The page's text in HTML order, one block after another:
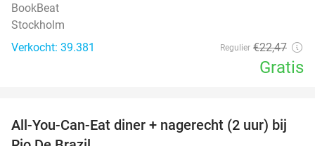
BookBeat
Stockholm
Verkocht: 39.381
Regulier €22,47
Gratis
27%
All-You-Can-Eat diner + nagerecht (2 uur) bij